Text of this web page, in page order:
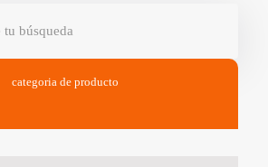
categoria de producto